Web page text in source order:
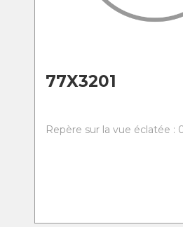
77X3201
Repère sur la vue éclatée :